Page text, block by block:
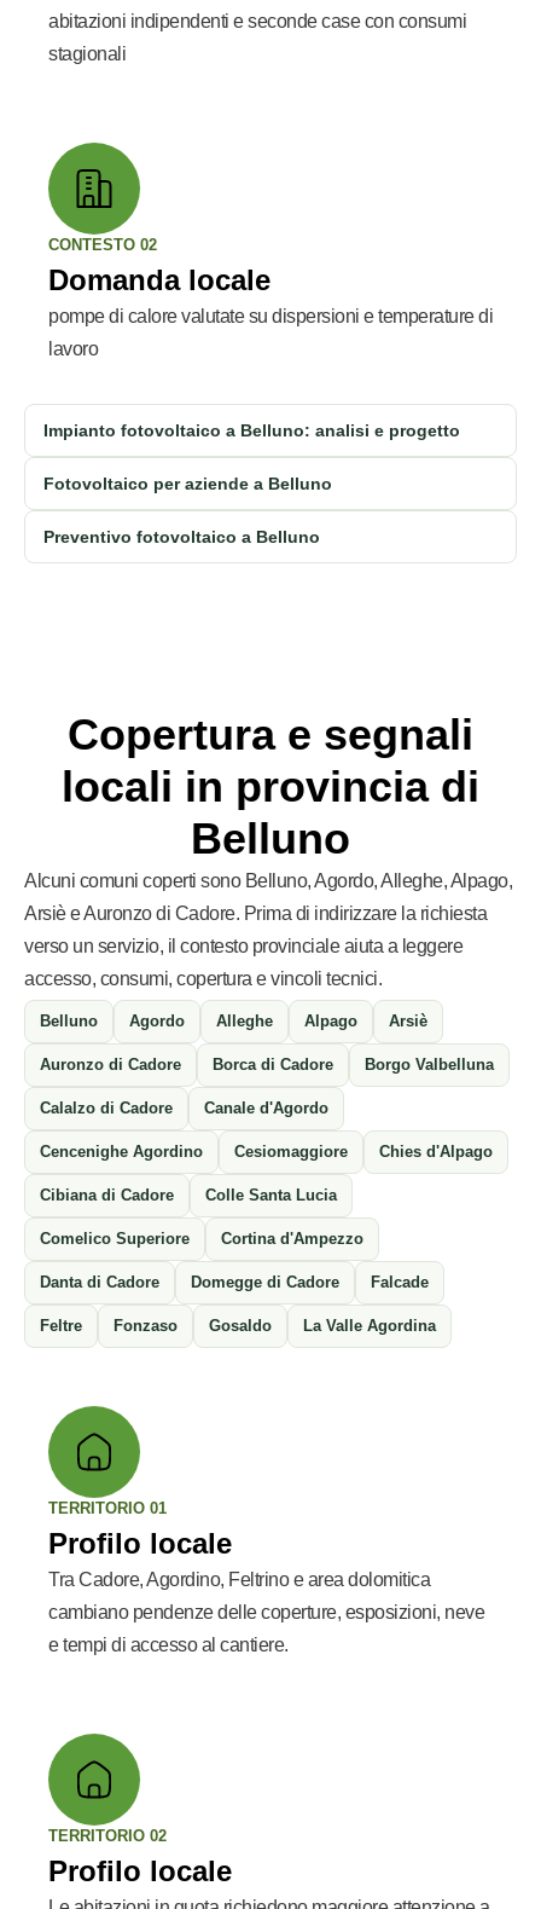
abitazioni indipendenti e seconde case con consumi
stagionali
CONTESTO 02
Domanda locale
pompe di calore valutate su dispersioni e temperature di
lavoro
Impianto fotovoltaico a Belluno: analisi e progetto
Fotovoltaico per aziende a Belluno
Preventivo fotovoltaico a Belluno
Copertura e segnali
locali in provincia di
Belluno
Alcuni comuni coperti sono Belluno, Agordo, Alleghe, Alpago,
Arsiè e Auronzo di Cadore. Prima di indirizzare la richiesta
verso un servizio, il contesto provinciale aiuta a leggere
accesso, consumi, copertura e vincoli tecnici.
Belluno Agordo Alleghe Alpago Arsiè
Auronzo di Cadore Borca di Cadore Borgo Valbelluna
Calalzo di Cadore Canale d'Agordo
Cencenighe Agordino Cesiomaggiore Chies d'Alpago
Cibiana di Cadore Colle Santa Lucia
Comelico Superiore Cortina d'Ampezzo
Danta di Cadore Domegge di Cadore Falcade
Feltre Fonzaso Gosaldo La Valle Agordina
TERRITORIO 01
Profilo locale
Tra Cadore, Agordino, Feltrino e area dolomitica
cambiano pendenze delle coperture, esposizioni, neve
e tempi di accesso al cantiere.
TERRITORIO 02
Profilo locale